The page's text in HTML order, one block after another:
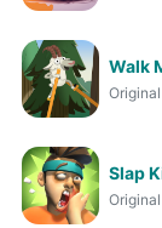
Walk
Slap